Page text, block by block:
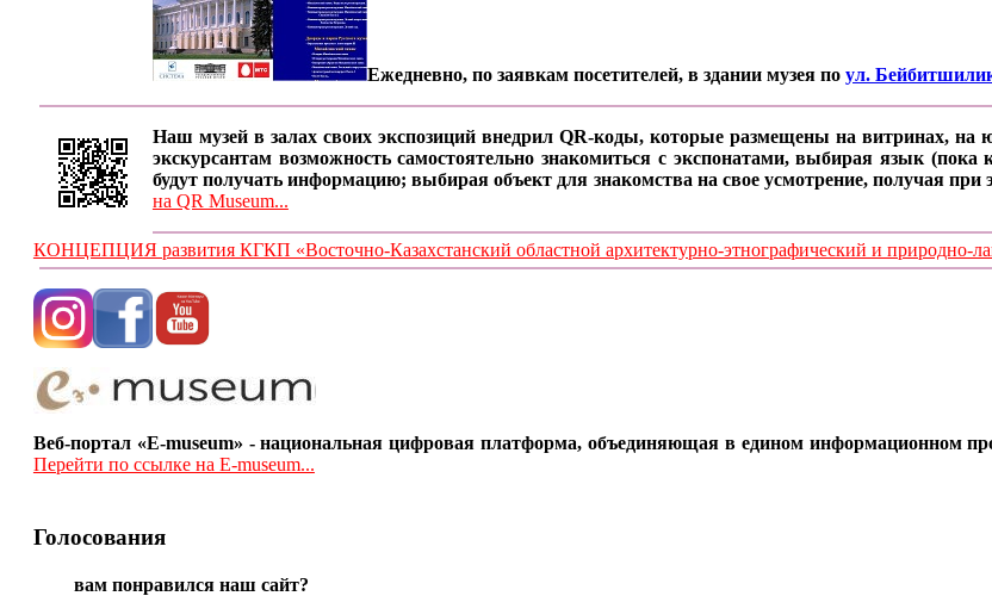
Ежедневно, по заявкам посетителей, в здании музея по ул.
Наш музей в залах своих экспозиций внедрил QR-коды, которые размещены на витринах, на
экскурсантам возможность самостоятельно знакомиться с экспонатами, выбирая язык
будут получать информацию; выбирая объект для знакомства на свое усмотрение, получая
на QR Museum...
КОНЦЕПЦИЯ развития КГКП «Восточно-Казахстанский областной архитектурно-этнографический и природно-
Веб-портал «E-museum» - национальная цифровая платформа, объединяющая в едином информационном
Перейти по ссылке на E-museum...
Голосования
вам понравился наш сайт?